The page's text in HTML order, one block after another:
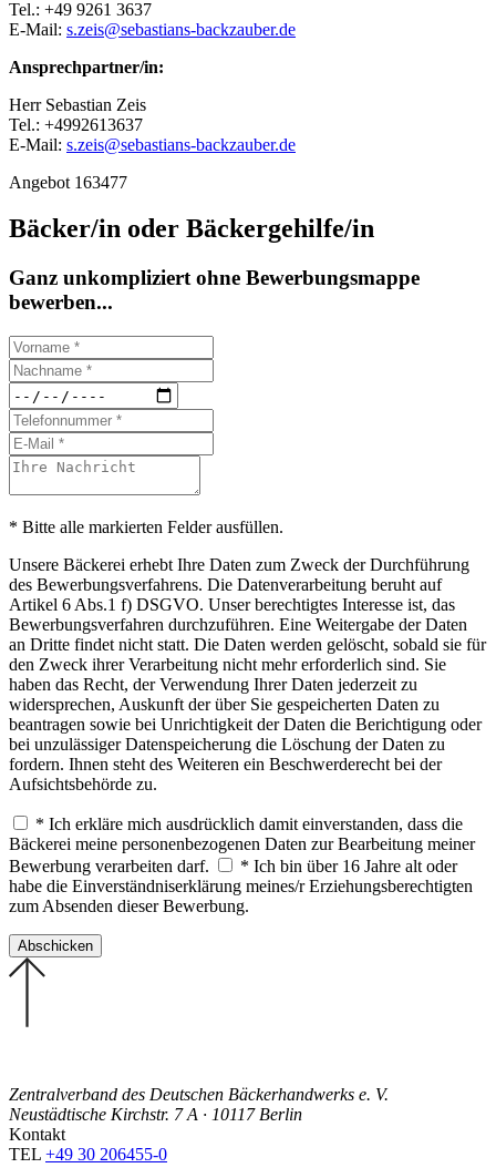
Tel.: +49 9261 3637
E-Mail: s.zeis@sebastians-backzauber.de
Ansprechpartner/in:
Herr Sebastian Zeis
Tel.: +4992613637
E-Mail: s.zeis@sebastians-backzauber.de
Angebot 163477
Bäcker/in oder Bäckergehilfe/in
Ganz unkompliziert ohne Bewerbungsmappe
bewerben...
* Bitte alle markierten Felder ausfüllen.
Unsere Bäckerei erhebt Ihre Daten zum Zweck der Durchführung
des Bewerbungsverfahrens. Die Datenverarbeitung beruht auf
Artikel 6 Abs.1 f) DSGVO. Unser berechtigtes Interesse ist, das
Bewerbungsverfahren durchzuführen. Eine Weitergabe der Daten
an Dritte findet nicht statt. Die Daten werden gelöscht, sobald sie für
den Zweck ihrer Verarbeitung nicht mehr erforderlich sind. Sie
haben das Recht, der Verwendung Ihrer Daten jederzeit zu
widersprechen, Auskunft der über Sie gespeicherten Daten zu
beantragen sowie bei Unrichtigkeit der Daten die Berichtigung oder
bei unzulässiger Datenspeicherung die Löschung der Daten zu
fordern. Ihnen steht des Weiteren ein Beschwerderecht bei der
Aufsichtsbehörde zu.
* Ich erkläre mich ausdrücklich damit einverstanden, dass die
Bäckerei meine personenbezogenen Daten zur Bearbeitung meiner
Bewerbung verarbeiten darf.
* Ich bin über 16 Jahre alt oder
habe die Einverständniserklärung meines/r Erziehungsberechtigten
zum Absenden dieser Bewerbung.
Zentralverband des Deutschen Bäckerhandwerks e. V.
Neustädtische Kirchstr. 7 A · 10117 Berlin
Kontakt
TEL +49 30 206455-0